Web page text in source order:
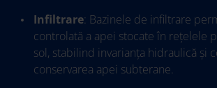
Infiltrare: Bazinele de infiltrare
controlată a apei stocate în rețelele
sol, stabilind invarianța hidraulică și
conservarea apei subterane.